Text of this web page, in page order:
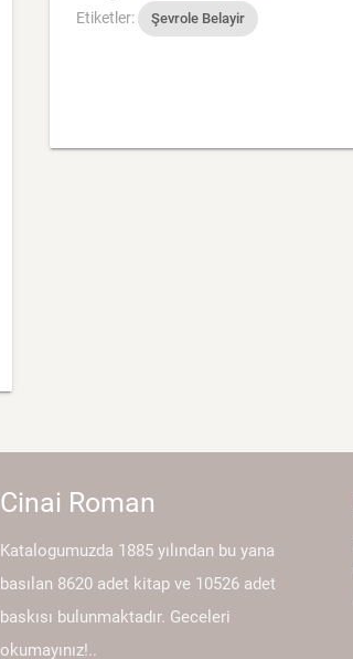
Etiketler: Şevrole Belayir
Cinai Roman
Katalogumuzda 1885 yılından bu yana
basılan 8620 adet kitap ve 10526 adet
baskısı bulunmaktadır. Geceleri
okumayınız!..